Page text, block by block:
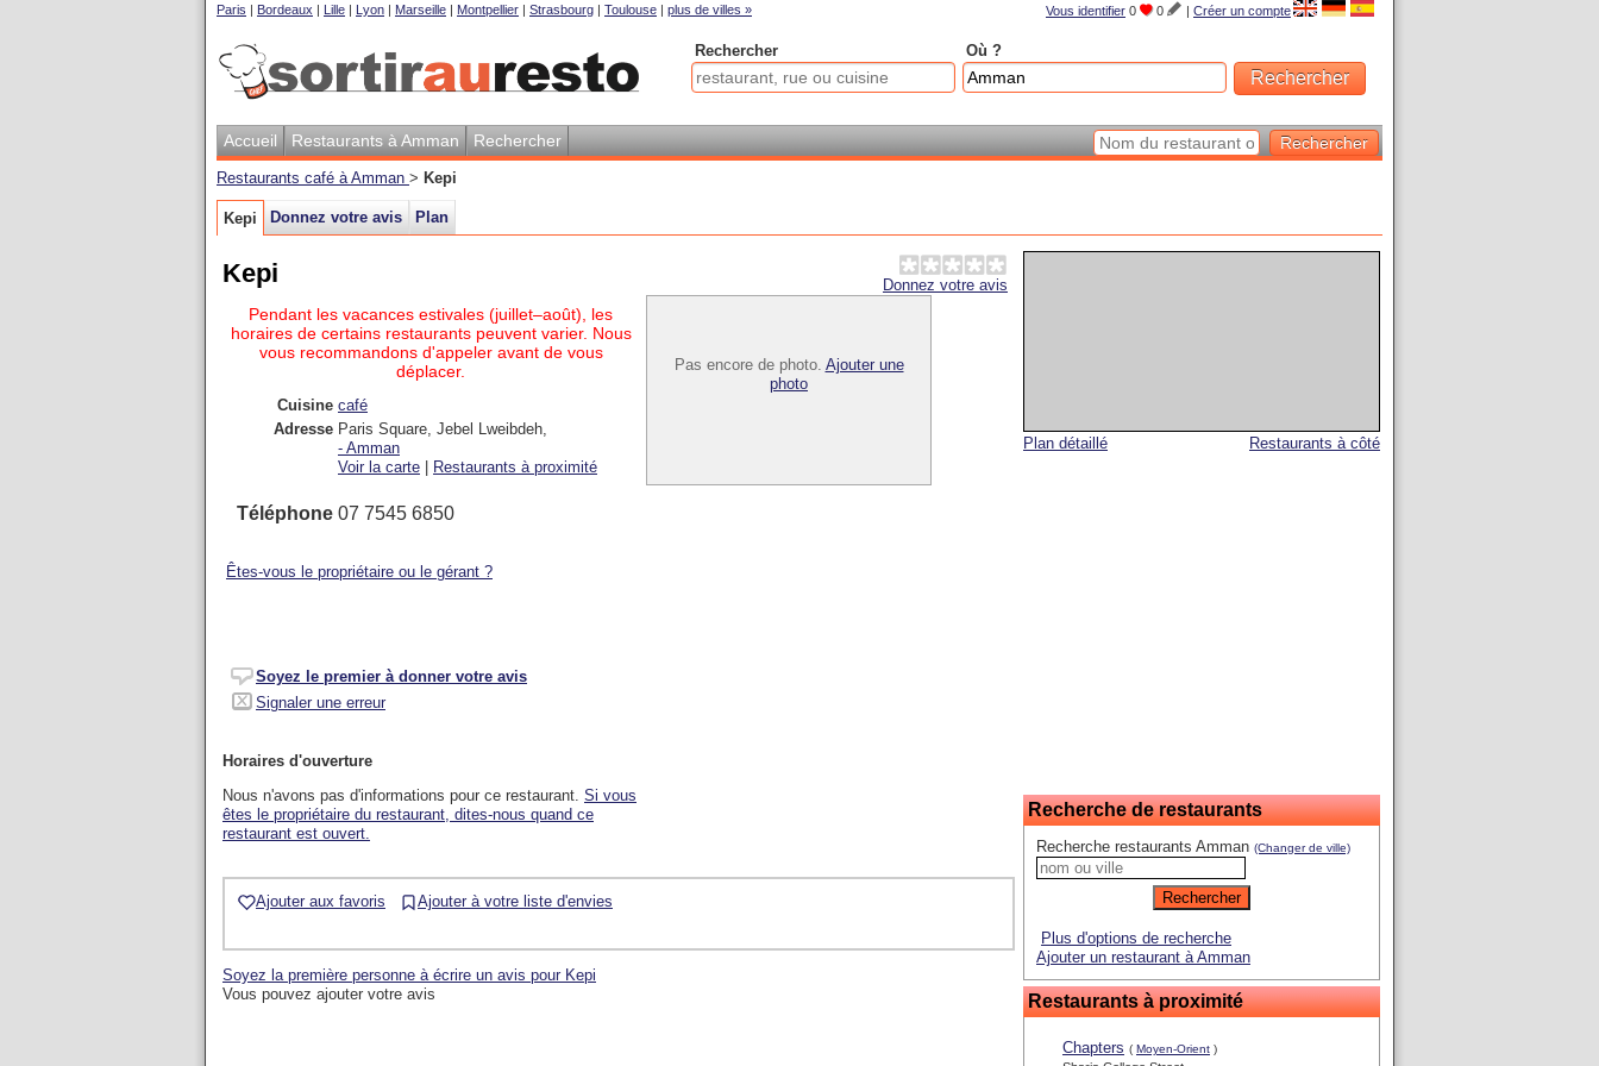
Vous identifier 0 0 | Créer un compte
Paris | Bordeaux | Lille | Lyon | Marseille | Montpellier | Strasbourg | Toulouse | plus de villes »
Rechercher Où ?
Accueil Restaurants à Amman Rechercher
Restaurants café à Amman > Kepi
Kepi Donnez votre avis Plan
Restaurants à côté
Plan détaillé
Recherche de restaurants
Recherche restaurants Amman (Changer de ville)
Plus d'options de recherche
Ajouter un restaurant à Amman
Restaurants à proximité
Chapters ( Moyen-Orient )
Donnez votre avis
Kepi
Pas encore de photo. Ajouter une
photo
Pendant les vacances estivales (juillet–août), les
horaires de certains restaurants peuvent varier. Nous
vous recommandons d'appeler avant de vous
déplacer.
Cuisine café
Adresse Paris Square, Jebel Lweibdeh,
- Amman
Voir la carte
Restaurants à proximité
Téléphone 07 7545 6850
Êtes-vous le propriétaire ou le gérant ?
Soyez le premier à donner votre avis
Signaler une erreur
Horaires d'ouverture
Nous n'avons pas d'informations pour ce restaurant. Si vous
êtes le propriétaire du restaurant, dites-nous quand ce
restaurant est ouvert.
Ajouter aux favoris Ajouter à votre liste d'envies
Soyez la première personne à écrire un avis pour Kepi
Vous pouvez ajouter votre avis